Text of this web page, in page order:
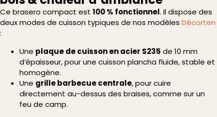
Ce brasero compact est 100 % fonctionnel. Il dispose des
deux modes de cuisson typiques de nos modèles Décorten
:
Une plaque de cuisson en acier S235 de 10 mm
d’épaisseur, pour une cuisson plancha fluide, stable et
homogène.
Une grille barbecue centrale, pour cuire
directement au-dessus des braises, comme sur un
feu de camp.